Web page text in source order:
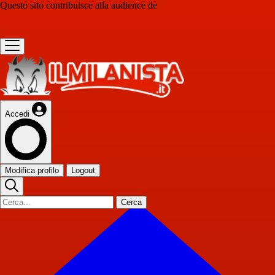
Questo sito contribuisce alla audience de
Accedi
Modifica profilo Logout
Cerca